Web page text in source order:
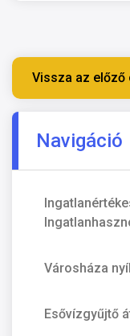
Vissza az előző
Navigáció
Városháza
Esővízgyűjtő